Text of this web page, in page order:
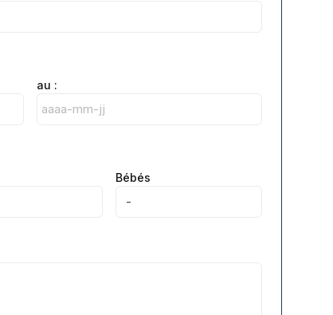
au :
Bébés